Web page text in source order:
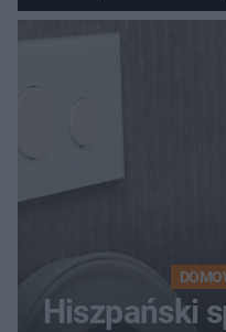
Hiszpański